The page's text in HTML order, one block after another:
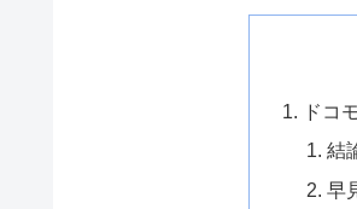
ドコ
結
早